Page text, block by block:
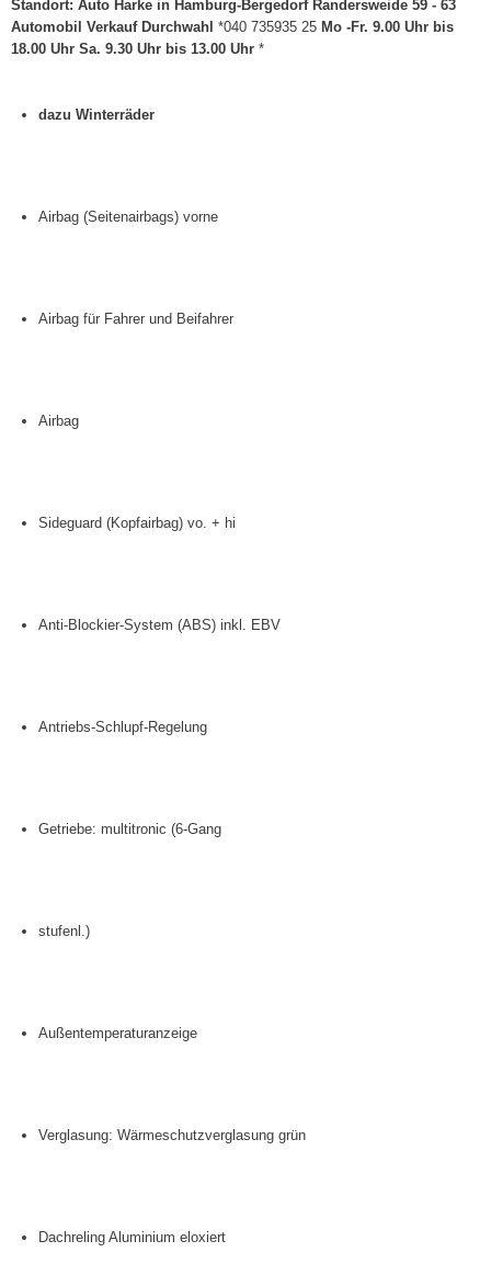
Standort: Auto Harke in Hamburg-Bergedorf Randersweide 59 - 63
Automobil Verkauf Durchwahl *040 735935 25 Mo -Fr. 9.00 Uhr bis
18.00 Uhr Sa. 9.30 Uhr bis 13.00 Uhr *
dazu Winterräder
Airbag (Seitenairbags) vorne
Airbag für Fahrer und Beifahrer
Airbag
Sideguard (Kopfairbag) vo. + hi
Anti-Blockier-System (ABS) inkl. EBV
Antriebs-Schlupf-Regelung
Getriebe: multitronic (6-Gang
stufenl.)
Außentemperaturanzeige
Verglasung: Wärmeschutzverglasung grün
Dachreling Aluminium eloxiert